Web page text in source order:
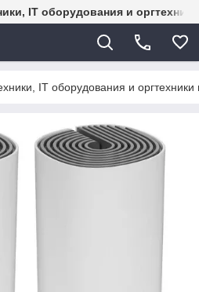
IT оборудования и
IT оборудования и